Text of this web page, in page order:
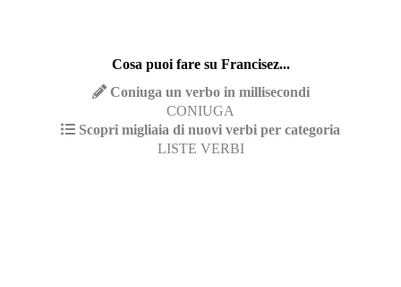
Cosa puoi fare su Francisez...
Coniuga un verbo in millisecondi
CONIUGA
Scopri migliaia di nuovi verbi per categoria
LISTE VERBI